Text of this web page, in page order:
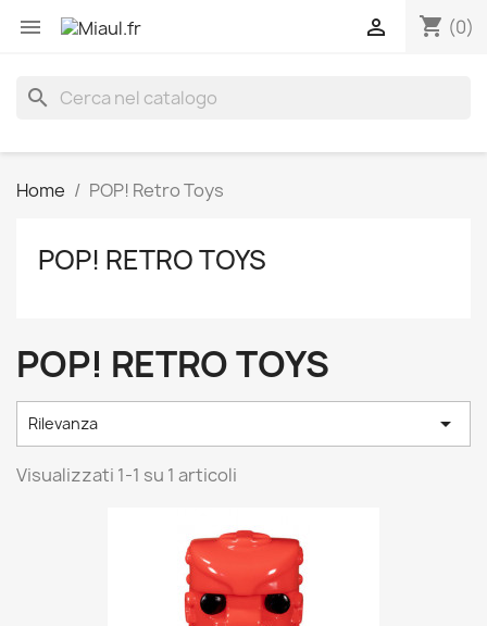
 shopping_cart (0)

search
Home POP! Retro Toys
POP! RETRO TOYS
POP! RETRO TOYS
Rilevanza 
Visualizzati 1-1 su 1 articoli